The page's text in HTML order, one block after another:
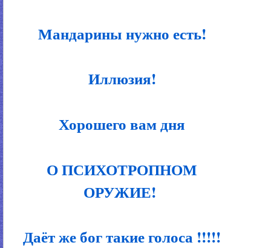
Мандарины нужно есть!
Иллюзия!
Хорошего вам дня
О ПСИХОТРОПНОМ
ОРУЖИЕ!
Даёт же бог такие голоса !!!!!